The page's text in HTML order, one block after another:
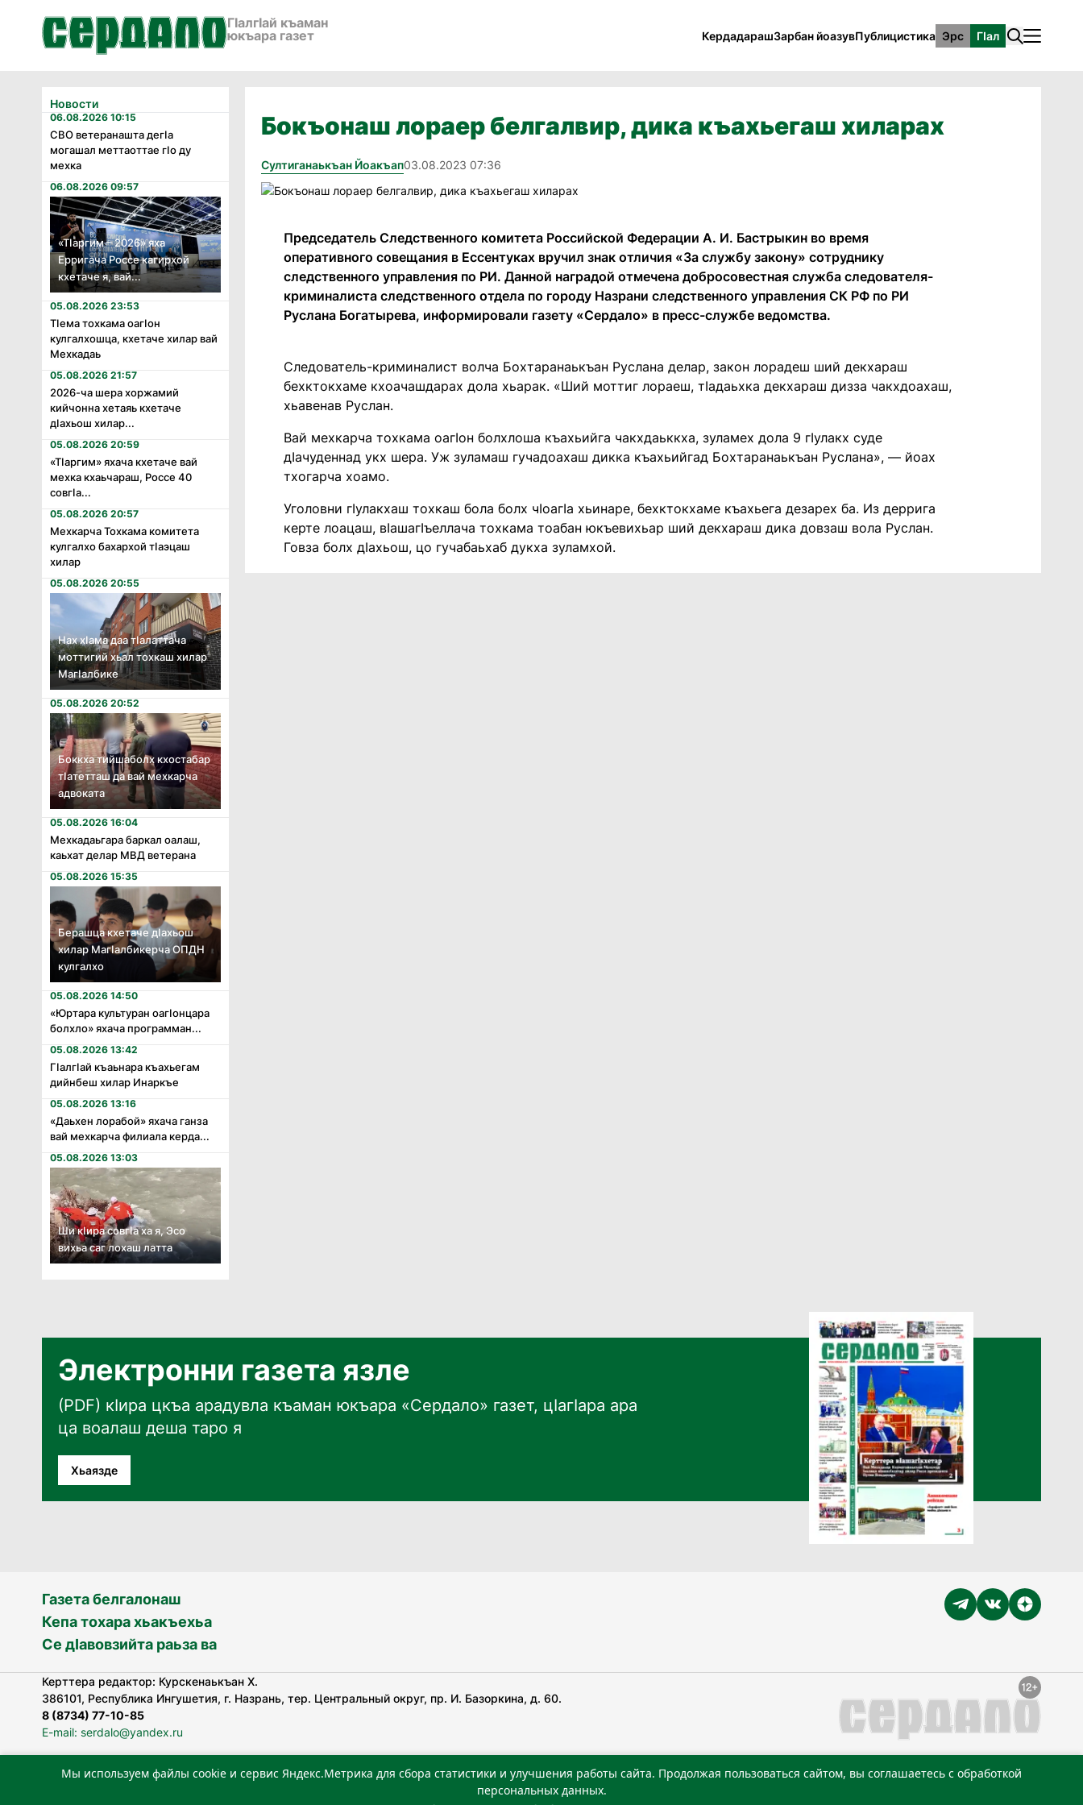
ГӀалгӀай къаман
юкъара газет
КердадарашЗарбан йоазувПублицистика Эрс ГӀал
Новости
06.08.2026 10:15
СВО ветеранашта дегӏа
могашал меттаоттае гӏо ду
мехка
06.08.2026 09:57
«Тӏаргим – 2026» яха
Ерригача Россе кагирхой
кхетаче я, вай...
05.08.2026 23:53
Тӏема тохкама оагӏон
кулгалхошца, кхетаче хилар вай
Мехкадаь
05.08.2026 21:57
2026-ча шера хоржамий
кийчонна хетаяь кхетаче
дӏахьош хилар...
05.08.2026 20:59
«Тӏаргим» яхача кхетаче вай
мехка кхаьчараш, Россе 40
совгӏа...
05.08.2026 20:57
Мехкарча Тохкама комитета
кулгалхо бахархой тӏаэцаш
хилар
05.08.2026 20:55
Нах хӏама даа тӏалаттача
моттигий хьал тохкаш хилар
Магӏалбике
05.08.2026 20:52
Боккха тийшаболх кхостабар
тӏатетташ да вай мехкарча
адвоката
05.08.2026 16:04
Мехкадаьгара баркал оалаш,
каьхат делар МВД ветерана
05.08.2026 15:35
Берашца кхетаче дӏахьош
хилар Магӏалбикерча ОПДН
кулгалхо
05.08.2026 14:50
«Юртара культуран оагӏонцара
болхло» яхача программан...
05.08.2026 13:42
Гӏалгӏай къаьнара къахьегам
дийнбеш хилар Инаркъе
05.08.2026 13:16
«Даьхен лорабой» яхача ганза
вай мехкарча филиала керда...
05.08.2026 13:03
Ши кӏира совгӏа ха я, Эсо
вихьа саг лохаш латта
Бокъонаш лораер белгалвир, дика къахьегаш хиларах
Султиганаькъан Йоакъап03.08.2023 07:36
Председатель Следственного комитета Российской Федерации А. И. Бастрыкин во время
оперативного совещания в Ессентуках вручил знак отличия «За службу закону» сотруднику
следственного управления по РИ. Данной наградой отмечена добросовестная служба следователя-
криминалиста следственного отдела по городу Назрани следственного управления СК РФ по РИ
Руслана Богатырева, информировали газету «Сердало» в пресс-службе ведомства.
Следователь-криминалист волча Бохтаранаькъан Руслана делар, закон лорадеш ший декхараш
бехктокхаме кхоачашдарах дола хьарак. «Ший моттиг лораеш, тIадаьхка декхараш дизза чакхдоахаш,
хьавенав Руслан.
Вай мехкарча тохкама оагIон болхлоша къахьийга чакхдаьккха, зуламех дола 9 гIулакх суде
дIачуденнад укх шера. Уж зуламаш гучадоахаш дикка къахьийгад Бохтаранаькъан Руслана», — йоах
тхогарча хоамо.
Уголовни гIулакхаш тохкаш бола болх чIоагIа хьинаре, бехктокхаме къахьега дезарех ба. Из деррига
керте лоацаш, вIашагIъеллача тохкама тоабан юкъевихьар ший декхараш дика довзаш вола Руслан.
Говза болх дIахьош, цо гучабаьхаб дукха зуламхой.
Электронни газета язле
(PDF) кӀира цкъа арадувла къаман юкъара «Сердало» газет, цӀагӀара ара
ца воалаш деша таро я
Хьаязде
Газета белгалонаш
Кепа тохара хьакъехьа
Се дӀавовзийта раьза ва
Керттера редактор: Курскенаькъан Х.
386101, Республика Ингушетия, г. Назрань, тер. Центральный округ, пр. И. Базоркина, д. 60.
8 (8734) 77-10-85
E-mail: serdalo@yandex.ru
«Сердало» газета арадувлар чIоагIдаьд бувзамеи, хоам беча гIирсаштеи, цар дуккхача тайпаштеи тIахьожам
Мы используем файлы cookie и сервис Яндекс.Метрика для сбора статистики и улучшения работы сайта. Продолжая пользоваться сайтом, вы соглашаетесь с обработкой
персональных данных.